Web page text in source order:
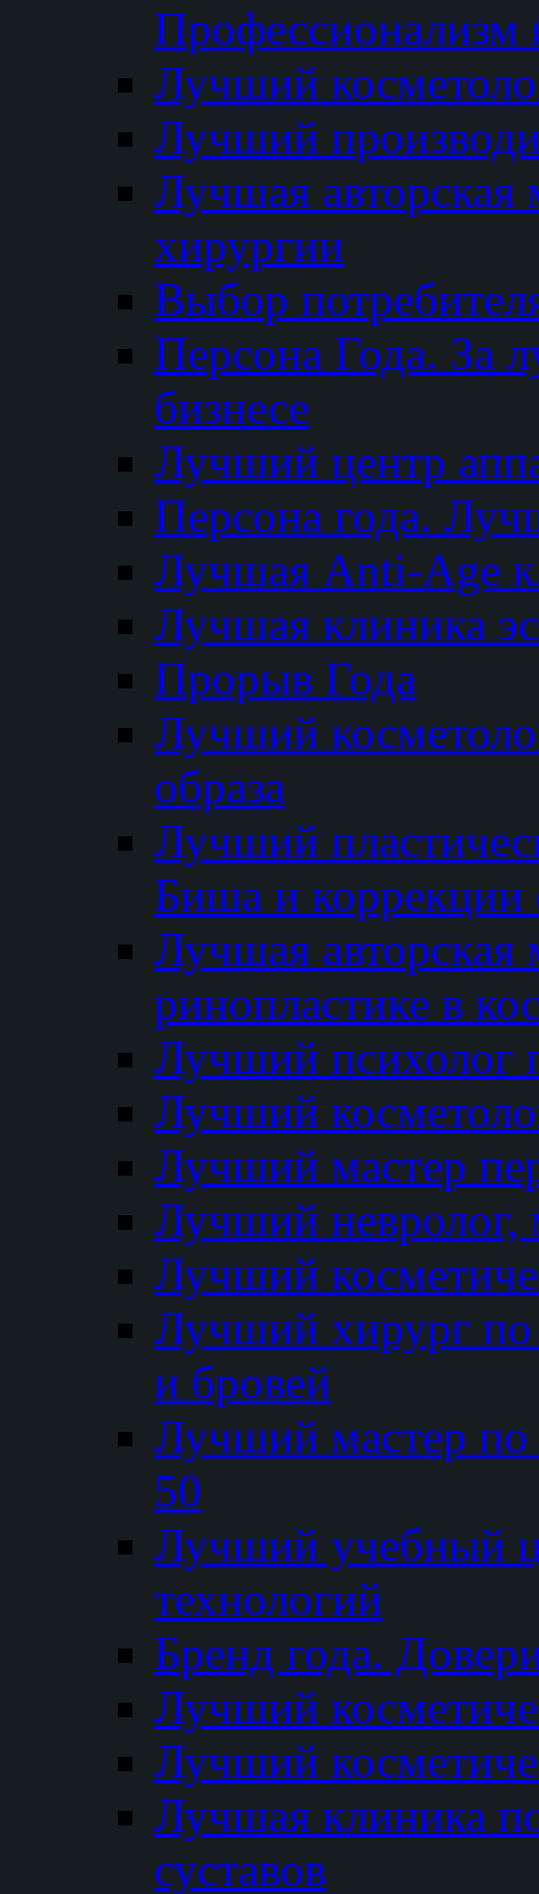
Профессионализм
Лучший
Лучший
Лучшая авторская
хирургии
Выбор
Персона Года. За
бизнесе
Лучший центр
Персона года.
Лучшая Anti-Age
Лучшая клиника
Прорыв Года
Лучший
образа
Лучший
Биша и коррекции
Лучшая авторская
ринопластике в
Лучший психолог
Лучший
Лучший мастер
Лучший невролог,
Лучший
Лучший хирург по
и бровей
Лучший мастер
50
Лучший
технологий
Бренд года.
Лучший
Лучший
Лучшая клиника
суставов